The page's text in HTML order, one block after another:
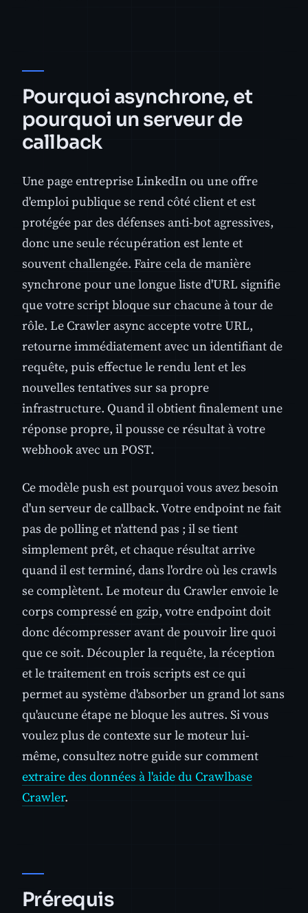
Pourquoi asynchrone, et
pourquoi un serveur de
callback
Une page entreprise LinkedIn ou une offre
d'emploi publique se rend côté client et est
protégée par des défenses anti-bot agressives,
donc une seule récupération est lente et
souvent challengée. Faire cela de manière
synchrone pour une longue liste d'URL signifie
que votre script bloque sur chacune à tour de
rôle. Le Crawler async accepte votre URL,
retourne immédiatement avec un identifiant de
requête, puis effectue le rendu lent et les
nouvelles tentatives sur sa propre
infrastructure. Quand il obtient finalement une
réponse propre, il pousse ce résultat à votre
webhook avec un POST.
Ce modèle push est pourquoi vous avez besoin
d'un serveur de callback. Votre endpoint ne fait
pas de polling et n'attend pas ; il se tient
simplement prêt, et chaque résultat arrive
quand il est terminé, dans l'ordre où les crawls
se complètent. Le moteur du Crawler envoie le
corps compressé en gzip, votre endpoint doit
donc décompresser avant de pouvoir lire quoi
que ce soit. Découpler la requête, la réception
et le traitement en trois scripts est ce qui
permet au système d'absorber un grand lot sans
qu'aucune étape ne bloque les autres. Si vous
voulez plus de contexte sur le moteur lui-
même, consultez notre guide sur comment
extraire des données à l'aide du Crawlbase
Crawler.
Prérequis